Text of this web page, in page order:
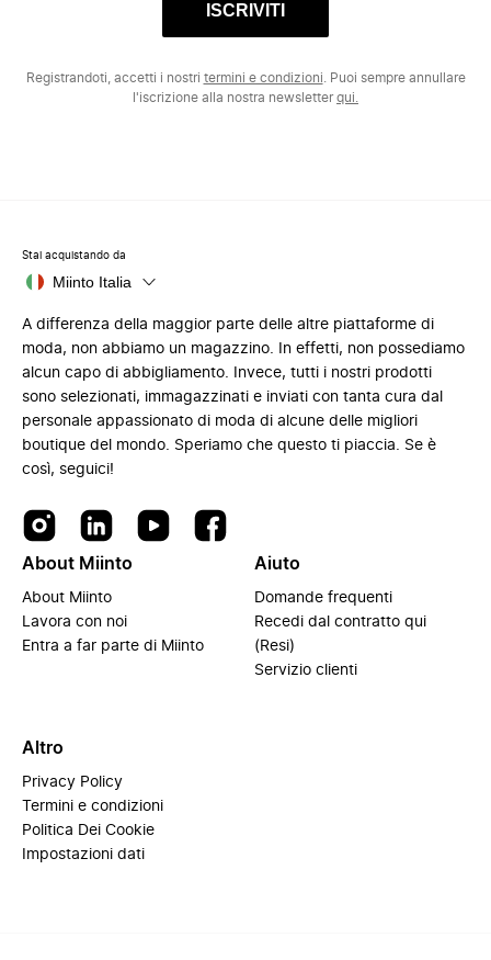
ISCRIVITI
Registrandoti, accetti i nostri termini e condizioni . Puoi sempre annullare
l'iscrizione alla nostra newsletterqui.
Stai acquistando da
Miinto Italia
A differenza della maggior parte delle altre piattaforme di
moda, non abbiamo un magazzino. In effetti, non possediamo
alcun capo di abbigliamento. Invece, tutti i nostri prodotti
sono selezionati, immagazzinati e inviati con tanta cura dal
personale appassionato di moda di alcune delle migliori
boutique del mondo. Speriamo che questo ti piaccia. Se è
così, seguici!
About Miinto
About Miinto
Lavora con noi
Entra a far parte di Miinto
Aiuto
Domande frequenti
Recedi dal contratto qui
(Resi)
Servizio clienti
Altro
Privacy Policy
Termini e condizioni
Politica Dei Cookie
Impostazioni dati